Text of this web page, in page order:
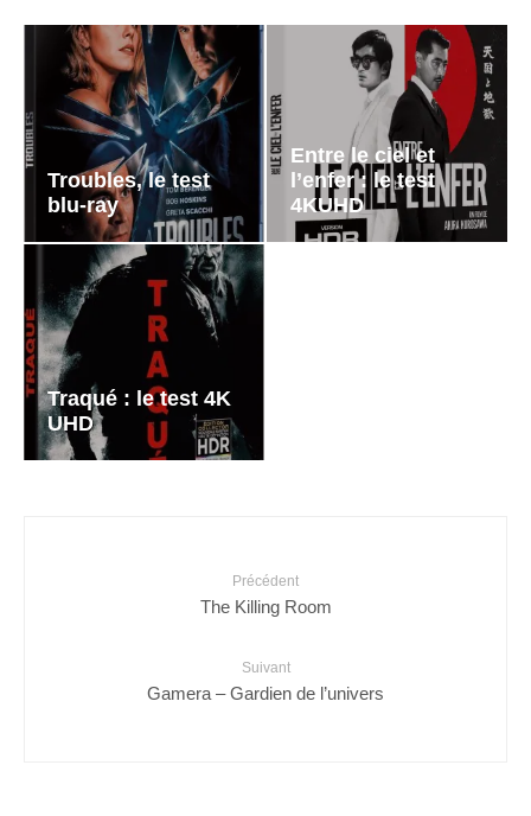
Troubles, le test
blu-ray
Entre le ciel et
l’enfer : le test
4KUHD
Traqué : le test 4K
UHD
Précédent
The Killing Room
Suivant
Gamera – Gardien de l’univers